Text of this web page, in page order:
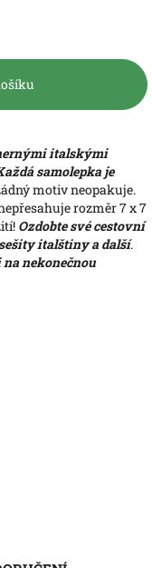
italskými
samolepka je
motiv neopakuje.
rozměr 7 x 7
Ozdobte své cestovní
italštiny a další.
na nekonečnou